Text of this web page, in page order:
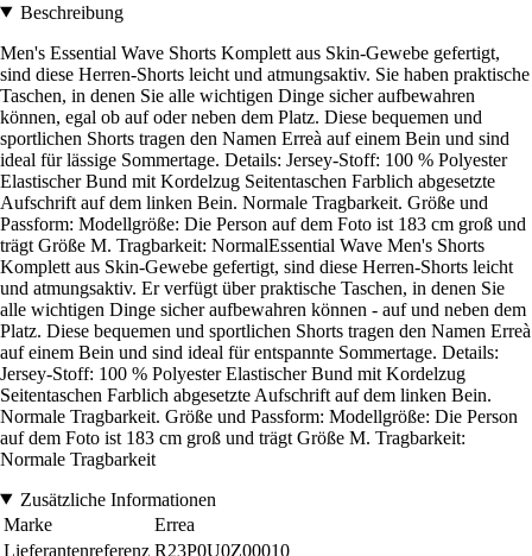
Beschreibung
Men's Essential Wave Shorts Komplett aus Skin-Gewebe gefertigt,
sind diese Herren-Shorts leicht und atmungsaktiv. Sie haben praktische
Taschen, in denen Sie alle wichtigen Dinge sicher aufbewahren
können, egal ob auf oder neben dem Platz. Diese bequemen und
sportlichen Shorts tragen den Namen Erreà auf einem Bein und sind
ideal für lässige Sommertage. Details: Jersey-Stoff: 100 % Polyester
Elastischer Bund mit Kordelzug Seitentaschen Farblich abgesetzte
Aufschrift auf dem linken Bein. Normale Tragbarkeit. Größe und
Passform: Modellgröße: Die Person auf dem Foto ist 183 cm groß und
trägt Größe M. Tragbarkeit: NormalEssential Wave Men's Shorts
Komplett aus Skin-Gewebe gefertigt, sind diese Herren-Shorts leicht
und atmungsaktiv. Er verfügt über praktische Taschen, in denen Sie
alle wichtigen Dinge sicher aufbewahren können - auf und neben dem
Platz. Diese bequemen und sportlichen Shorts tragen den Namen Erreà
auf einem Bein und sind ideal für entspannte Sommertage. Details:
Jersey-Stoff: 100 % Polyester Elastischer Bund mit Kordelzug
Seitentaschen Farblich abgesetzte Aufschrift auf dem linken Bein.
Normale Tragbarkeit. Größe und Passform: Modellgröße: Die Person
auf dem Foto ist 183 cm groß und trägt Größe M. Tragbarkeit:
Normale Tragbarkeit
Zusätzliche Informationen
Marke
Errea
Lieferantenreferenz R23P0U0Z00010